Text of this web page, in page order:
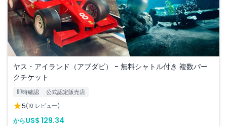
ヤス・アイランド（アブダビ） - 無料シャトル付き 複数パー
クチケット
即時確認 公式認定販売店
5(10 レビュー)
からUS$ 129.34